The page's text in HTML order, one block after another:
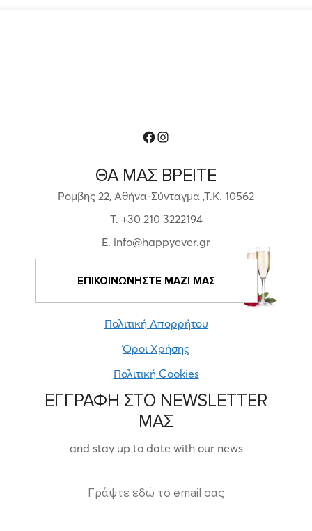
ΘΑ ΜΑΣ ΒΡΕΙΤΕ
Ρομβης 22, Αθήνα-Σύνταγμα ,Τ.Κ. 10562
T. +30 210 3222194
E. info@happyever.gr
ΕΠΙΚΟΙΝΩΝΗΣΤΕ ΜΑΖΙ ΜΑΣ
Πολιτική Απορρήτου
Όροι Χρήσης
Πολιτική Cookies
Facebook
Instagram
ΕΓΓΡΑΦΗ ΣΤΟ NEWSLETTER
ΜΑΣ
and stay up to date with our news